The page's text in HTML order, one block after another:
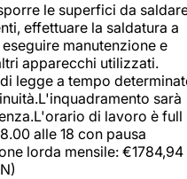
le superfici da
effettuare la saldatura a
manutenzione e
apparecchi utilizzati.
legge a tempo
sarà
di lavoro è full
alle 18 con pausa
lorda mensile: €1784,94